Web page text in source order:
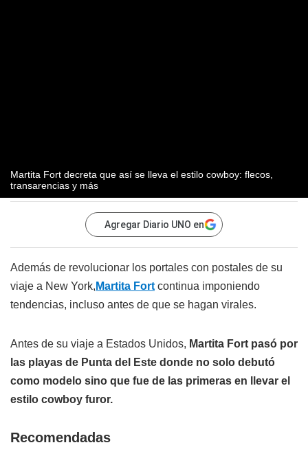
Martita Fort decreta que así se lleva el estilo cowboy: flecos,
transarencias y más
Agregar Diario UNO en
Además de revolucionar los portales con postales de su
viaje a New York, Martita Fortcontinua imponiendo
tendencias, incluso antes de que se hagan virales.
Antes de su viaje a Estados Unidos, Martita Fort pasó por
las playas de Punta del Este donde no solo debutó
como modelo sino que fue de las primeras en llevar el
estilo cowboy furor.
Recomendadas